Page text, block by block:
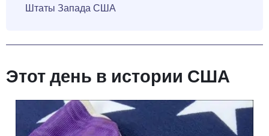
Штаты Запада США
Этот день в истории США